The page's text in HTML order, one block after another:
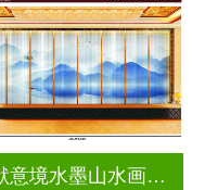
水默意境水墨山水画玻璃